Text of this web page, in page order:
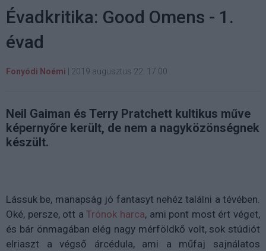
Évadkritika: Good Omens - 1.
évad
Fonyódi Noémi 2019 augusztus 22. 17:00
Neil Gaiman és Terry Pratchett kultikus műve
képernyőre került, de nem a nagyközönségnek
készült.
Lássuk be, manapság jó fantasyt nehéz találni a tévében.
Oké, persze, ott aTrónok harca, ami pont most ért véget,
és bár önmagában elég nagy mérföldkő volt, sok stúdiót
elriaszt a végső árcédula, ami a műfaj sajnálatos